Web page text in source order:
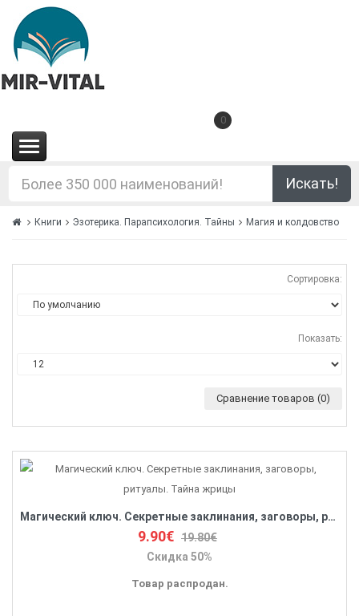
0
Искать!
Книги Эзотерика. Парапсихология. Тайны Магия и колдовство
Сортировка:
Показать:
Сравнение товаров (0)
Магический ключ. Секретные заклинания, заговоры, ритуалы. Тайна жрицы
9.90€ 19.80€
Скидка 50%
Товар распродан.